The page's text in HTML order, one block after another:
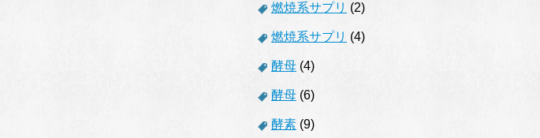
燃焼系サプリ (2)
燃焼系サプリ (4)
酵母 (4)
酵母 (6)
酵素 (9)